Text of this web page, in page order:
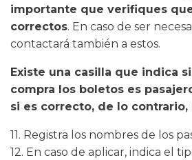
importante que verifiques
correctos. En caso de ser
contactará también a estos.
Existe una casilla que indica
compra los boletos es
si es correcto, de lo
11. Registra los nombres de los
12. En caso de aplicar, indica el